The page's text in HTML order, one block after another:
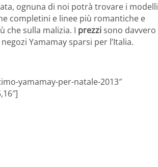
ognuna di noi potrà trovare i modelli
completini e linee più romantiche e
che sulla malizia. I prezzisono davvero
Yamamay sparsi per l’Italia.
yamamay-per-natale-2013″